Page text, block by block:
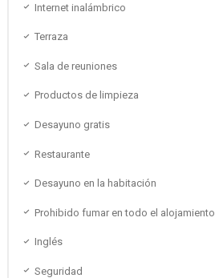
Internet inalámbrico
Terraza
Sala de reuniones
Productos de limpieza
Desayuno gratis
Restaurante
Desayuno en la habitación
Prohibido fumar en todo el alojamiento
Inglés
Seguridad